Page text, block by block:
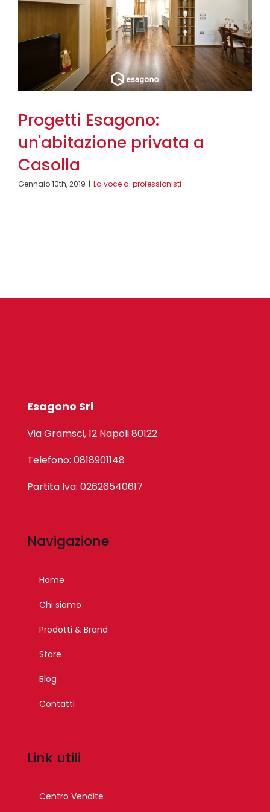
Progetti Esagono:
un'abitazione privata a
Casolla
Gennaio 10th, 2019 | La voce ai professionisti
Esagono Srl
Via Gramsci, 12 Napoli 80122
Telefono: 0818901148
Partita Iva: 02626540617
Navigazione
Home
Chi siamo
Prodotti & Brand
Store
Blog
Contatti
Link utili
Centro Vendite